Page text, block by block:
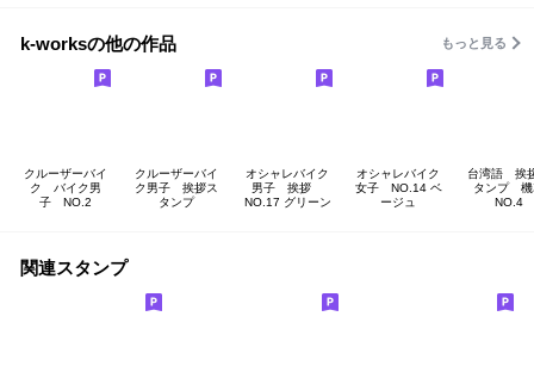
k-worksの他の作品 もっと見る
クルーザーバイ
ク バイク男
子 NO.2
クルーザーバイ
ク男子 挨拶ス
タンプ
オシャレバイク
男子 挨拶
NO.17 グリーン
オシャレバイク
女子 NO.14 ベ
ージュ
台湾語 挨
タンプ 機
NO.4
関連スタンプ